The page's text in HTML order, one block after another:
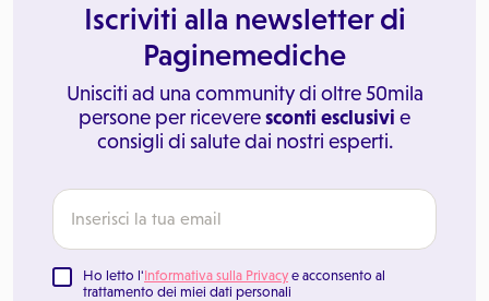
Iscriviti alla newsletter di
Paginemediche
Unisciti ad una community di oltre 50mila
persone per riceveresconti esclusivi e
consigli di salute dai nostri esperti.
Ho letto l'Informativa sulla Privacy e acconsento al
trattamento dei miei dati personali